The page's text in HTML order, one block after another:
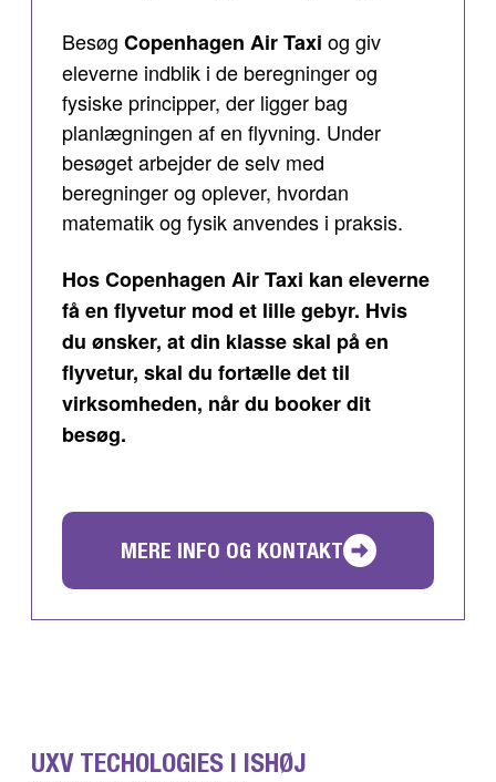
Besøg Copenhagen Air Taxi og giv
eleverne indblik i de beregninger og
fysiske principper, der ligger bag
planlægningen af en flyvning. Under
besøget arbejder de selv med
beregninger og oplever, hvordan
matematik og fysik anvendes i praksis.
Hos Copenhagen Air Taxi kan eleverne
få en flyvetur mod et lille gebyr. Hvis
du ønsker, at din klasse skal på en
flyvetur, skal du fortælle det til
virksomheden, når du booker dit
besøg.
MERE INFO OG KONTAKT
UXV TECHOLOGIES I ISHØJ